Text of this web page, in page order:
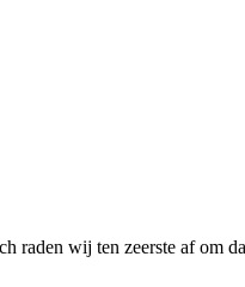
raden wij ten zeerste af om